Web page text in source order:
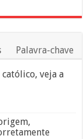
Palavra-chave
veja a